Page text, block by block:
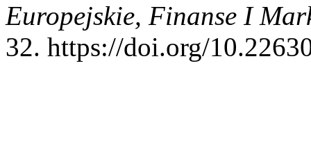
Europejskie, Finanse I
32. https://doi.org/